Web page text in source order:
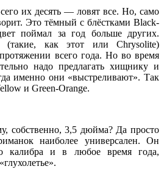
их десять — ловят все. Но, само
Это тёмный с блёстками Black-
поймал за год больше других.
как этот или Chrysolite)
всего года. Но во время
надо предлагать хищнику и
именно они «выстреливают». Так
и Green-Orange.
собственно, 3,5 дюйма? Да просто
наиболее универсален. Он
калибра и в любое время года,